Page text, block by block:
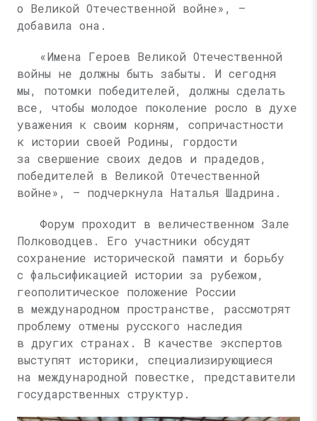
о Великой Отечественной войне», —
добавила она.
«Имена Героев Великой Отечественной
войны не должны быть забыты. И сегодня
мы, потомки победителей, должны сделать
все, чтобы молодое поколение росло в духе
уважения к своим корням, сопричастности
к истории своей Родины, гордости
за свершение своих дедов и прадедов,
победителей в Великой Отечественной
войне», — подчеркнула Наталья Шадрина.
Форум проходит в величественном Зале
Полководцев. Его участники обсудят
сохранение исторической памяти и борьбу
с фальсификацией истории за рубежом,
геополитическое положение России
в международном пространстве, рассмотрят
проблему отмены русского наследия
в других странах. В качестве экспертов
выступят историки, специализирующиеся
на международной повестке, представители
государственных структур.